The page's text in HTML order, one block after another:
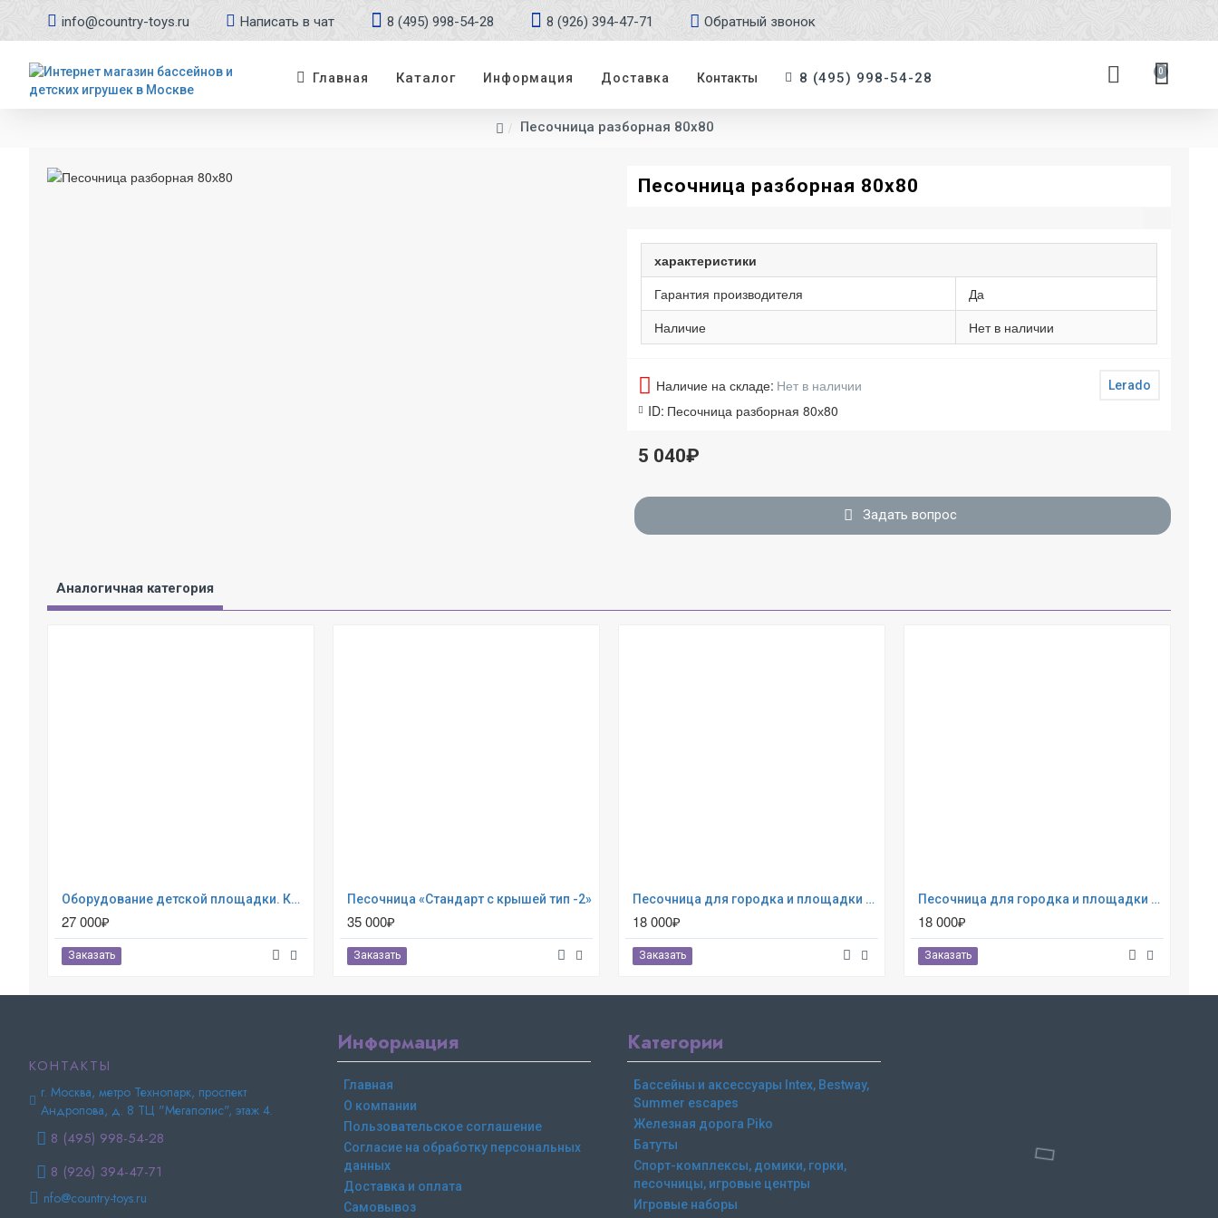
info@country-toys.ru Написать в чат 8 (495) 998-54-28 8 (926) 394-47-71 Обратный звонок
Главная Каталог Информация Доставка Контакты 8 (495) 998-54-28 0
Песочница разборная 80х80
Песочница разборная 80х80
Наличие на складе: Нет в наличии
ID: Песочница разборная 80х80
Lerado
5 040₽
Задать вопрос
характеристики
Гарантия производителя
Да
Наличие
Нет в наличии
Аналогичная категория
Оборудование детской площадки. Качалка КНП-007
27 000₽
Заказать
Песочница «Стандарт с крышей тип -2»
35 000₽
Заказать
Песочница для городка и площадки - Пентагон
18 000₽
Заказать
Песочница для городка и площадки - Пентагон
18 000₽
Заказать
КОНТАКТЫ
г. Москва, метро Технопарк, проспект
Андропова, д. 8 ТЦ "Мегаполис", этаж 4.
8 (495) 998-54-28
8 (926) 394-47-71
nfo@country-toys.ru
Информация
Главная
О компании
Пользовательское соглашение
Согласие на обработку персональных
данных
Доставка и оплата
Самовывоз
Категории
Бассейны и аксессуары Intex, Bestway,
Summer escapes
Железная дорога Piko
Батуты
Спорт-комплексы, домики, горки,
песочницы, игровые центры
Игровые наборы